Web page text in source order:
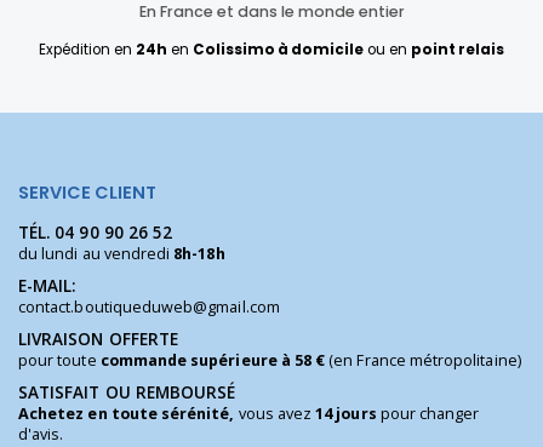
En France et dans le monde entier
Expédition en 24h en Colissimo à domicileou en point relais
SERVICE CLIENT
TÉL. 04 90 90 26 52
du lundi au vendredi 8h-18h
E-MAIL:
contact.boutiqueduweb@gmail.com
LIVRAISON OFFERTE
pour toute commande supérieure à 58 €(en France métropolitaine)
SATISFAIT OU REMBOURSÉ
Achetez en toute sérénité, vous avez14 jours pour changer
d'avis.